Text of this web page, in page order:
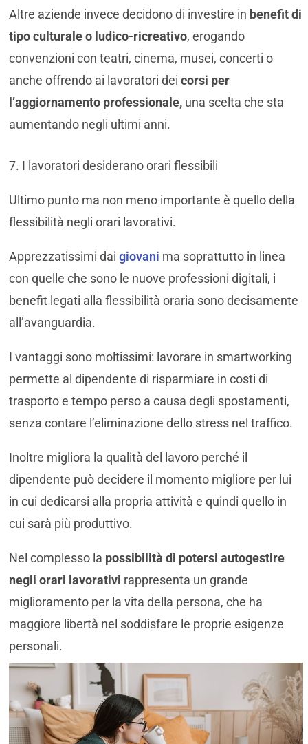
Altre aziende invece decidono di investire in benefit di
tipo culturale o ludico-ricreativo, erogando
convenzioni con teatri, cinema, musei, concerti o
anche offrendo ai lavoratori dei corsi per
l’aggiornamento professionale, una scelta che sta
aumentando negli ultimi anni.
7. I lavoratori desiderano orari flessibili
Ultimo punto ma non meno importante è quello della
flessibilità negli orari lavorativi.
Apprezzatissimi dai giovani ma soprattutto in linea
con quelle che sono le nuove professioni digitali, i
benefit legati alla flessibilità oraria sono decisamente
all’avanguardia.
I vantaggi sono moltissimi: lavorare in smartworking
permette al dipendente di risparmiare in costi di
trasporto e tempo perso a causa degli spostamenti,
senza contare l’eliminazione dello stress nel traffico.
Inoltre migliora la qualità del lavoro perché il
dipendente può decidere il momento migliore per lui
in cui dedicarsi alla propria attività e quindi quello in
cui sarà più produttivo.
Nel complesso la possibilità di potersi autogestire
negli orari lavorativi rappresenta un grande
miglioramento per la vita della persona, che ha
maggiore libertà nel soddisfare le proprie esigenze
personali.